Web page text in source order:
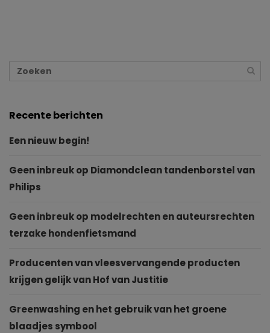
Recente berichten
Een nieuw begin!
Geen inbreuk op Diamondclean tandenborstel van
Philips
Geen inbreuk op modelrechten en auteursrechten
terzake hondenfietsmand
Producenten van vleesvervangende producten
krijgen gelijk van Hof van Justitie
Greenwashing en het gebruik van het groene
blaadjes symbool